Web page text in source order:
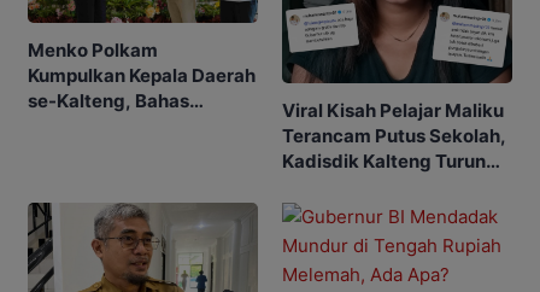
Menko Polkam
Kumpulkan Kepala Daerah
se-Kalteng, Bahas
Viral Kisah Pelajar Maliku
Terancam Putus Sekolah,
Kadisdik Kalteng Turun